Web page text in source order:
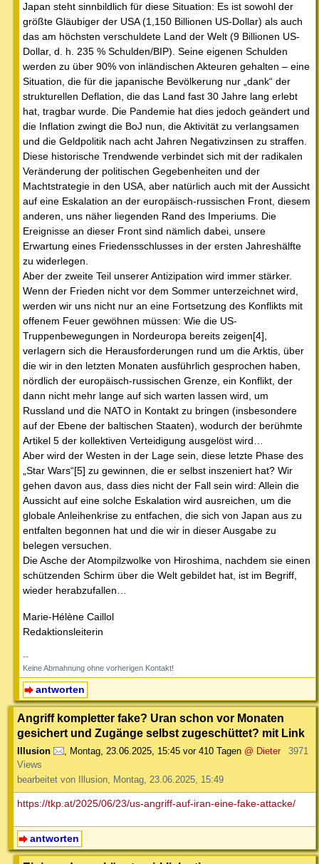
Japan steht sinnbildlich für diese Situation: Es ist sowohl der
größte Gläubiger der USA (1,150 Billionen US-Dollar) als auch
das am höchsten verschuldete Land der Welt (9 Billionen US-
Dollar, d. h. 235 % Schulden/BIP). Seine eigenen Schulden
werden zu über 90% von inländischen Akteuren gehalten – eine
Situation, die für die japanische Bevölkerung nur „dank“ der
strukturellen Deflation, die das Land fast 30 Jahre lang erlebt
hat, tragbar wurde. Die Pandemie hat dies jedoch geändert und
die Inflation zwingt die BoJ nun, die Aktivität zu verlangsamen
und die Geldpolitik nach acht Jahren Negativzinsen zu straffen.
Diese historische Trendwende verbindet sich mit der radikalen
Veränderung der politischen Gegebenheiten und der
Machtstrategie in den USA, aber natürlich auch mit der Aussicht
auf eine Eskalation an der europäisch-russischen Front, diesem
anderen, uns näher liegenden Rand des Imperiums. Die
Ereignisse an dieser Front sind nämlich dabei, unsere
Erwartung eines Friedensschlusses in der ersten Jahreshälfte
zu widerlegen.
Aber der zweite Teil unserer Antizipation wird immer stärker.
Wenn der Frieden nicht vor dem Sommer unterzeichnet wird,
werden wir uns nicht nur an eine Fortsetzung des Konflikts mit
offenem Feuer gewöhnen müssen: Wie die US-
Truppenbewegungen in Nordeuropa bereits zeigen[4],
verlagern sich die Herausforderungen rund um die Arktis, über
die wir in den letzten Monaten ausführlich gesprochen haben,
nördlich der europäisch-russischen Grenze, ein Konflikt, der
dann nicht mehr lange auf sich warten lassen wird, um
Russland und die NATO in Kontakt zu bringen (insbesondere
auf der Ebene der baltischen Staaten), wodurch der berühmte
Artikel 5 der kollektiven Verteidigung ausgelöst wird…
Aber wird der Westen in der Lage sein, diese letzte Phase des
„Star Wars“[5] zu gewinnen, die er selbst inszeniert hat? Wir
gehen davon aus, dass dies nicht der Fall sein wird: Allein die
Aussicht auf eine solche Eskalation wird ausreichen, um die
globale Anleihenkrise zu entfachen, die sich von Japan aus zu
entfalten begonnen hat und die wir in dieser Ausgabe zu
belegen versuchen.
Die Asche der Atompilzwolke von Hiroshima, nachdem sie einen
schützenden Schirm über die Welt gebildet hat, ist im Begriff,
wieder herabzufallen…
Marie-Hélène Caillol
Redaktionsleiterin
--
Keine Abmahnung ohne vorherigen Kontakt!
antworten
Angriff kompletter fake? Uran schon vor Monaten
gesichert und Zugänge selbst zugeschüttet? mit Link
Illusion , Montag, 23.06.2025, 15:45 vor 410 Tagen @ Dieter
3971
Views
bearbeitet von Illusion, Montag, 23.06.2025, 15:49
https://tkp.at/2025/06/23/us-angriff-auf-iran-eine-fake-attacke/
antworten